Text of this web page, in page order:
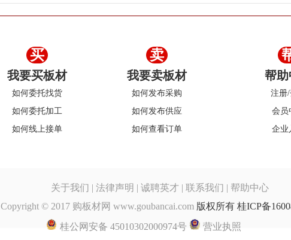
买
我要买板材
如何委托找货
如何委托加工
如何线上接单
卖
我要卖板材
如何发布采购
如何发布供应
如何查看订单
帮
注册
会员
企业
关于我们 | 法律声明 | 诚聘英才 | 联系我们 | 帮助中心
Copyright © 2017 购板材网 www.goubancai.com 版权所有 桂ICP备
桂公网安备 45010302000974号
营业执照